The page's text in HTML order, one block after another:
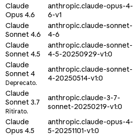
Claude
Opus 4.6
anthropic.claude-opus-4-
6-v1
Claude
Sonnet 4.6
anthropic.claude-sonnet-
4-6
Claude
Sonnet 4.5
anthropic.claude-sonnet-
4-5-20250929-v1:0
Claude
Sonnet 4
Deprecato.
anthropic.claude-sonnet-
4-20250514-v1:0
Claude
Sonnet 3.7
Ritirato.
anthropic.claude-3-7-
sonnet-20250219-v1:0
Claude
Opus 4.5
anthropic.claude-opus-4-
5-20251101-v1:0